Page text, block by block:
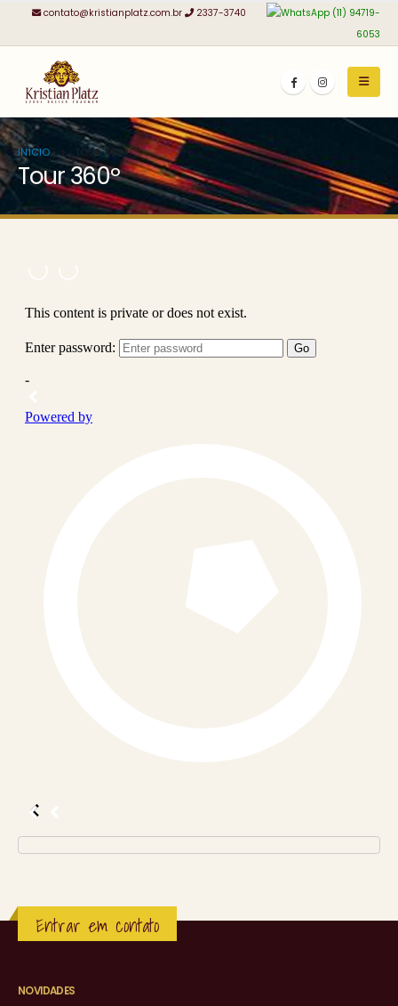
contato@kristianplatz.com.br 2337-3740
(11) 94719-
6053
INÍCIO TOUR 360º
Tour 360º
Entrar em contato
NOVIDADES